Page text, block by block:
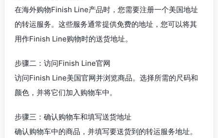
在海外购物Finish Line产品时，您需要注册一个美国地址
的转运服务。这些服务通常提供免费的地址，您可以将其
用作Finish Line购物时的送货地址。
步骤二：访问Finish Line官网
访问Finish Line美国官网并浏览商品。选择所需的尺码和
颜色，并将它们加入购物车中。
步骤三：确认购物车和填写送货地址
确认购物车中的商品，并填写要送货到的转运服务地址。